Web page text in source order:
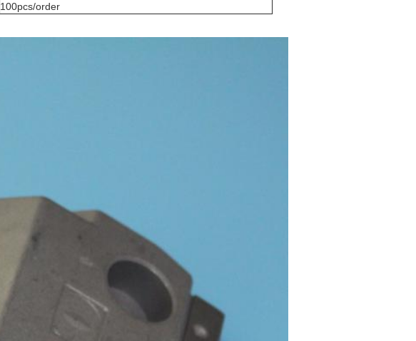
100pcs/order